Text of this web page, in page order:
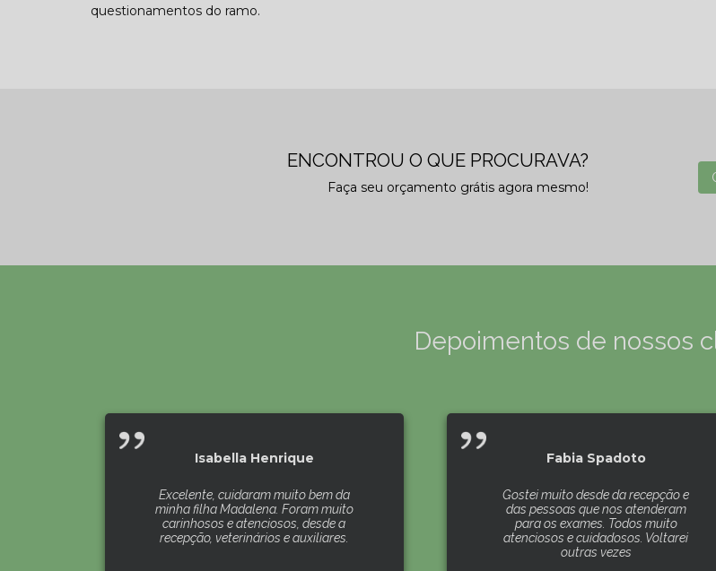
questionamentos do ramo.
ENCONTROU O QUE PROCURAVA?
Faça seu orçamento grátis agora mesmo!
Depoimentos de nossos
Isabella Henrique
Excelente, cuidaram muito bem da
minha filha Madalena. Foram muito
carinhosos e atenciosos, desde a
recepção, veterinários e auxiliares.
Fabia Spadoto
Gostei muito desde da recepção e
das pessoas que nos atenderam
para os exames. Todos muito
atenciosos e cuidadosos. Voltarei
outras vezes